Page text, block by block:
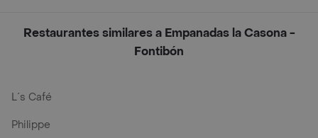
Restaurantes similares a Empanadas la Casona -
Fontibón
L´s Café
Philippe